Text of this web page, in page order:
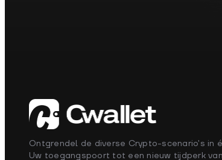
Ontgrendel de diverse Crypto-scenario's in
Uw toegangspoort tot een nieuw tijdperk